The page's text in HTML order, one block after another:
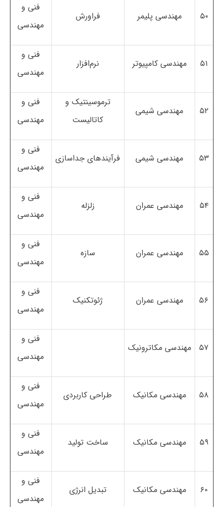
۵۰ مهندسی پلیمر فراورش
فنی و
مهندسی
۵۱ مهندسی کامپیوتر نرم‌افزار
فنی و
مهندسی
۵۲ مهندسی شیمی
ترموسینتیک و
کاتالیست
فنی و
مهندسی
۵۳ مهندسی شیمی فرآیندهای جداسازی
فنی و
مهندسی
۵۴ مهندسی عمران زلزله
فنی و
مهندسی
۵۵ مهندسی عمران سازه
فنی و
مهندسی
۵۶ مهندسی عمران ژئوتکنیک
فنی و
مهندسی
۵۷ مهندسی مکاترونیک
فنی و
مهندسی
۵۸ مهندسی مکانیک طراحی کاربردی
فنی و
مهندسی
۵۹ مهندسی مکانیک ساخت تولید
فنی و
مهندسی
۶۰ مهندسی مکانیک تبدیل انرژی
فنی و
مهندسی